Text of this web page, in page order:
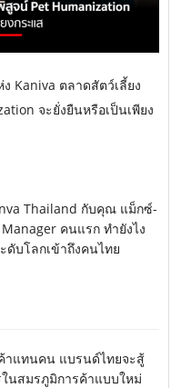
Kaniva ตลาดสัตว์เลี้ยง
จะยั่งยืนหรือเป็นเพียง
Thailand กับคุณ แม็กซ์-
คนแรก ทำยังไง
ดับโลกเข้าถึงคนไทย
าแทนคน แบรนด์ไทยจะสู้
ในสมรภูมิการค้าแบบใหม่